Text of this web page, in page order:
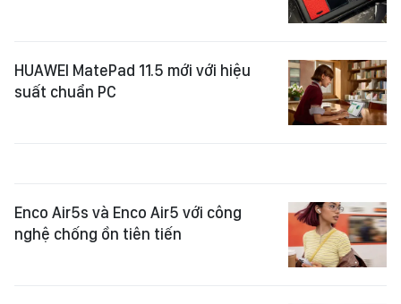
HUAWEI MatePad 11.5 mới với hiệu
suất chuẩn PC
Enco Air5s và Enco Air5 với công
nghệ chống ồn tiên tiến